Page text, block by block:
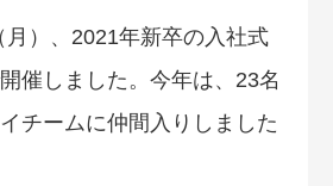
月）、2021年新卒の入社式
催しました。今年は、23名
チームに仲間入りしました